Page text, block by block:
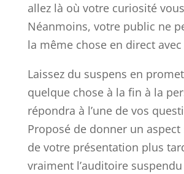
allez là où votre curiosité
Néanmoins, votre public ne
la même chose en direct avec
Laissez du suspens en
quelque chose à la fin à la
répondra à l’une de vos
Proposé de donner un
de votre présentation plus
vraiment l’auditoire